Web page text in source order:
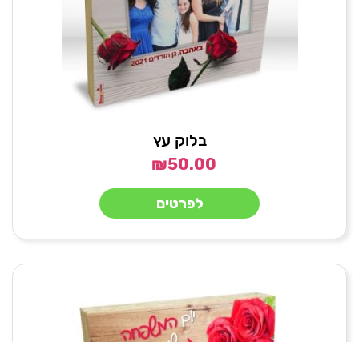
בלוק עץ
₪50.00
לפרטים